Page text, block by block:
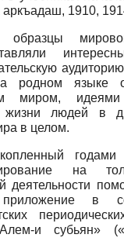
1910,
образцы
родном языке
миром,
жизни людей в
в целом.
годами
на
деятельности
в
и субьян»